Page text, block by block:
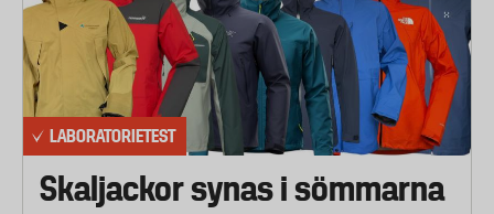
LABORATORIETEST
Skaljackor synas i sömmarna